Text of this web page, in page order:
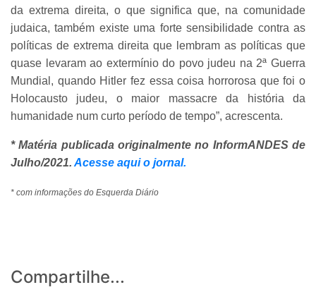
da extrema direita, o que significa que, na comunidade
judaica, também existe uma forte sensibilidade contra as
políticas de extrema direita que lembram as políticas que
quase levaram ao extermínio do povo judeu na 2ª Guerra
Mundial, quando Hitler fez essa coisa horrorosa que foi o
Holocausto judeu, o maior massacre da história da
humanidade num curto período de tempo”, acrescenta.
* Matéria publicada originalmente no InformANDES de
Julho/2021. Acesse aqui o jornal.
* com informações do Esquerda Diário
Compartilhe...